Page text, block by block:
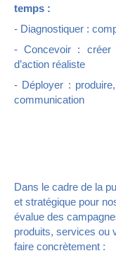
temps :
- Diagnostiquer :
- Concevoir : créer
d’action réaliste
- Déployer :
communication
Dans le cadre de la
et stratégique pour
évalue des
produits, services ou
faire concrètement :